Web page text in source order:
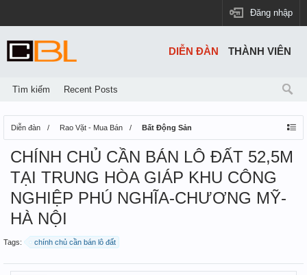
Đăng nhập
Diễn đàn Rao Vặt - Mua Bán Bất Động Sản
CHÍNH CHỦ CẦN BÁN LÔ ĐẤT 52,5M
TẠI TRUNG HÒA GIÁP KHU CÔNG
NGHIỆP PHÚ NGHĨA-CHƯƠNG MỸ-
HÀ NỘI
Tags: chính chủ cần bán lô đất
DIỄN ĐÀN
Tìm kiếm Recent Posts
THÀNH VIÊN